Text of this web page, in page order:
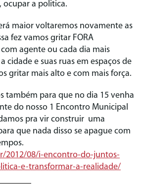
ocupar a politica.
maior voltaremos novamente as
fez vamos gritar FORA
com agente ou cada dia mais
cidade e suas ruas em espaços de
gritar mais alto e com mais força.
também para que no dia 15 venha
do nosso 1 Encontro Municipal
pra vir construir uma
que nada disso se apague com
2012/08/i-encontro-do-juntos-
e-transformar-a-realidade/